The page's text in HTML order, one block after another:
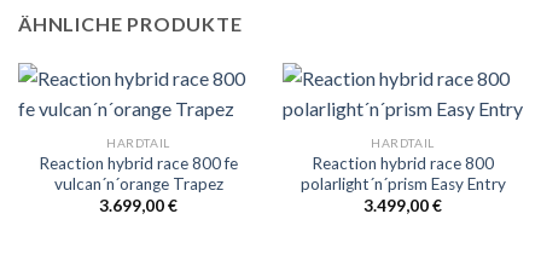
ÄHNLICHE PRODUKTE
HARDTAIL
Reaction hybrid race 800 fe
vulcan´n´orange Trapez
3.699,00€
HARDTAIL
Reaction hybrid race 800
polarlight´n´prism Easy Entry
3.499,00€